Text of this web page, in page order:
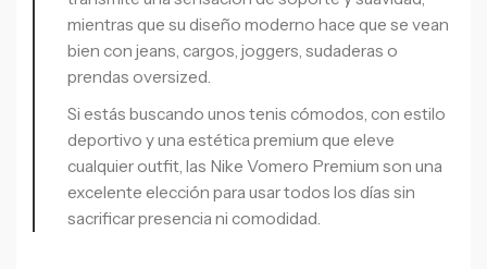
mientras que su diseño moderno hace que se vean
bien con jeans, cargos, joggers, sudaderas o
prendas oversized.
Si estás buscando unos tenis cómodos, con estilo
deportivo y una estética premium que eleve
cualquier outfit, las Nike Vomero Premium son una
excelente elección para usar todos los días sin
sacrificar presencia ni comodidad.